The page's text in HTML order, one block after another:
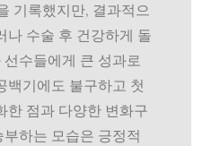
기록했지만, 결과적으
나 수술 후 건강하게 돌
수들에게 큰 성과로
백기에도 불구하고 첫
한 점과 다양한 변화구
하는 모습은 긍정적